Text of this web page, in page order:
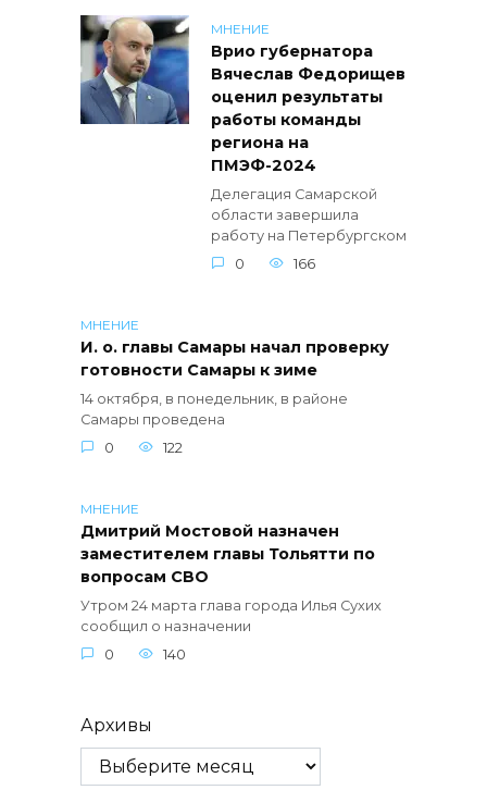
МНЕНИЕ
Врио губернатора
Вячеслав Федорищев
оценил результаты
работы команды
региона на
ПМЭФ-2024
Делегация Самарской
области завершила
работу на Петербургском
0
166
МНЕНИЕ
И. о. главы Самары начал проверку
готовности Самары к зиме
14 октября, в понедельник, в районе
Самары проведена
0
122
МНЕНИЕ
Дмитрий Мостовой назначен
заместителем главы Тольятти по
вопросам СВО
Утром 24 марта глава города Илья Сухих
сообщил о назначении
0
140
Архивы